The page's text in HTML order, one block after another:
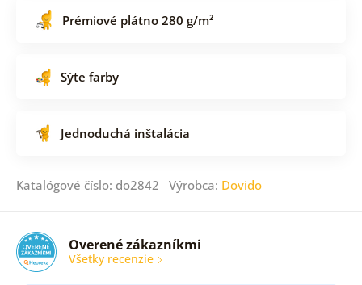
Prémiové plátno 280 g/m²
Sýte farby
Jednoduchá inštalácia
Katalógové číslo: do2842 Výrobca: Dovido
Overené zákazníkmi
Všetky recenzie